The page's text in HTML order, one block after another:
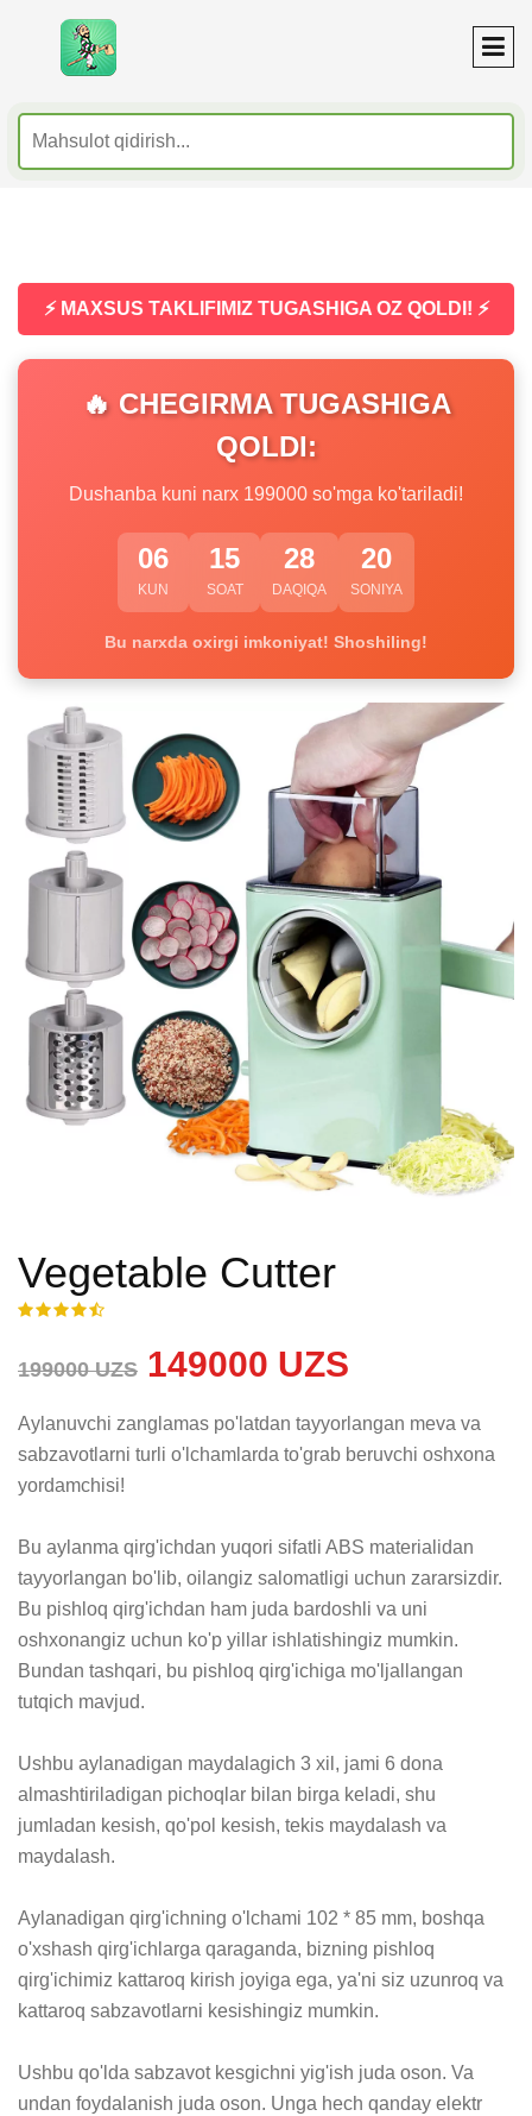
⚡ MAXSUS TAKLIFIMIZ TUGASHIGA OZ QOLDI! ⚡
🔥 CHEGIRMA TUGASHIGA
QOLDI:
Dushanba kuni narx 199000 so'mga ko'tariladi!
06
KUN
15
SOAT
28
DAQIQA
19
SONIYA
Bu narxda oxirgi imkoniyat! Shoshiling!
Vegetable Cutter
199000 UZS 149000 UZS
Aylanuvchi zanglamas po'latdan tayyorlangan meva va
sabzavotlarni turli o'lchamlarda to'grab beruvchi oshxona
yordamchisi!
Bu aylanma qirg'ichdan yuqori sifatli ABS materialidan
tayyorlangan bo'lib, oilangiz salomatligi uchun zararsizdir.
Bu pishloq qirg'ichdan ham juda bardoshli va uni
oshxonangiz uchun ko'p yillar ishlatishingiz mumkin.
Bundan tashqari, bu pishloq qirg'ichiga mo'ljallangan
tutqich mavjud.
Ushbu aylanadigan maydalagich 3 xil, jami 6 dona
almashtiriladigan pichoqlar bilan birga keladi, shu
jumladan kesish, qo'pol kesish, tekis maydalash va
maydalash.
Aylanadigan qirg'ichning o'lchami 102 * 85 mm, boshqa
o'xshash qirg'ichlarga qaraganda, bizning pishloq
qirg'ichimiz kattaroq kirish joyiga ega, ya'ni siz uzunroq va
kattaroq sabzavotlarni kesishingiz mumkin.
Ushbu qo'lda sabzavot kesgichni yig'ish juda oson. Va
undan foydalanish juda oson. Unga hech qanday elektr